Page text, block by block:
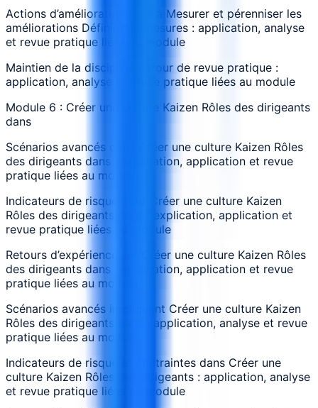
Actions d’amélioration liées à Mesurer et pérenniser les
améliorations Définir des mesures : application, analyse
et revue pratique liées au module
Maintien de la discipline autour de revue pratique :
application, analyse et revue pratique liées au module
Module 6 : Créer une culture Kaizen Rôles des dirigeants
dans
Scénarios avancés dans Créer une culture Kaizen Rôles
des dirigeants dans : explication, application et revue
pratique liées au module
Indicateurs de risque pour Créer une culture Kaizen
Rôles des dirigeants dans : explication, application et
revue pratique liées au module
Retours d’expérience sur Créer une culture Kaizen Rôles
des dirigeants dans : explication, application et revue
pratique liées au module
Scénarios avancés impliquant Créer une culture Kaizen
Rôles des dirigeants dans : application, analyse et revue
pratique liées au module
Indicateurs de risque et contraintes dans Créer une
culture Kaizen Rôles des dirigeants : application, analyse
et revue pratique liées au module